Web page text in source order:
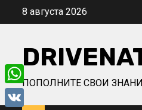
Перейти8 августа 2026
ПОПОЛНИТЕ СВОИ
WhatsApp